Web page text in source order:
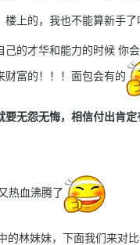
楼上的，我也不能算新手了
己的才华和能力的时候 你
财富的！！！面包会有的
要无怨无悔，相信付出肯定
热血沸腾了
的林妹妹，下面我们来对